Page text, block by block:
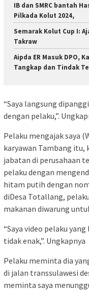
IB dan SMRC bantah
Pilkada Kolut 2024,
Semarak Kolut Cup I:
Takraw
Aipda ER Masuk DPO,
Tangkap dan Tindak
“Saya langsung
dengan pelaku,”.
Pelaku mengajak saya
karyawan Tambang itu,
jabatan di perusahaan
pelaku dengan
hitam putih dengan
diDesa Totallang,
makanan diwarung
“Saya video pelaku
tidak enak,”. Ungkapnya
Pelaku meminta dia
di jalan transsulawesi
meminta saya